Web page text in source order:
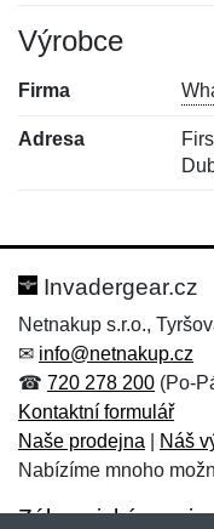
Výrobce
Firma
Adresa
Hodnocení:
Jméno: *
Jméno:
E-mail:*
Invadergear.cz
Netnakup s.r.o.,
✉ info@netnakup.cz
☎ 720 278 200 (Po-
Kontaktní formulář
Naše prodejna
Náš
Nabízíme mnoho
Zákaznický servis